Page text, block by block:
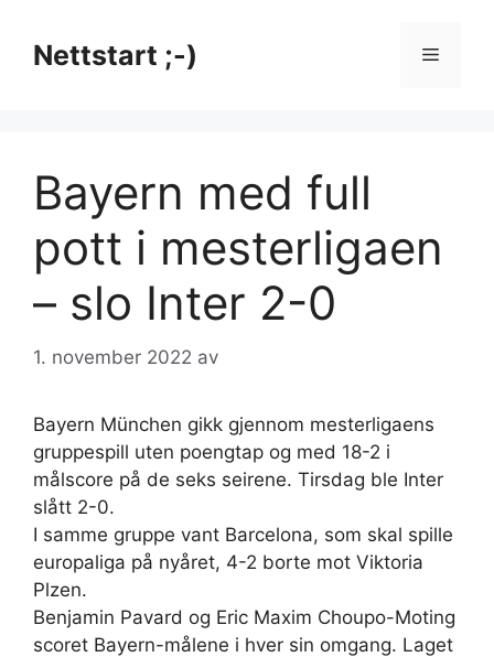
innholdNettstart ;-) Meny
Bayern med full
pott i mesterligaen
– slo Inter 2-0
1. november 2022 av
Bayern München gikk gjennom mesterligaens
gruppespill uten poengtap og med 18-2 i
målscore på de seks seirene. Tirsdag ble Inter
slått 2-0.
I samme gruppe vant Barcelona, som skal spille
europaliga på nyåret, 4-2 borte mot Viktoria
Plzen.
Benjamin Pavard og Eric Maxim Choupo-Moting
scoret Bayern-målene i hver sin omgang. Laget